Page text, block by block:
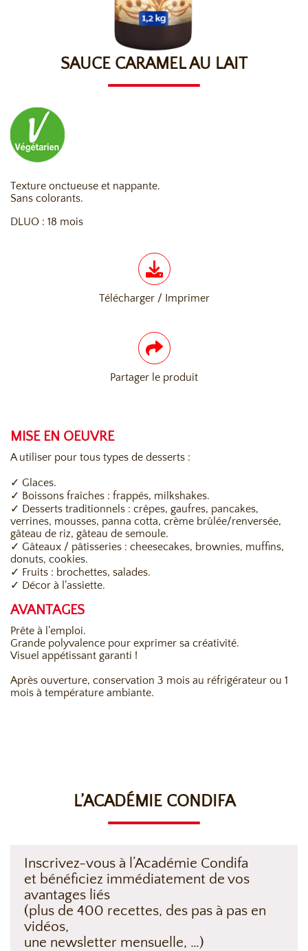
SAUCE CARAMEL AU LAIT
Texture onctueuse et nappante.
Sans colorants.
DLUO : 18 mois
Télécharger / Imprimer
Partager le produit
MISE EN OEUVRE
A utiliser pour tous types de desserts :
✓ Glaces.
✓ Boissons fraîches : frappés, milkshakes.
✓ Desserts traditionnels : crêpes, gaufres, pancakes,
verrines, mousses, panna cotta, crème brûlée/renversée,
gâteau de riz, gâteau de semoule.
✓ Gâteaux / pâtisseries : cheesecakes, brownies, muffins,
donuts, cookies.
✓ Fruits : brochettes, salades.
✓ Décor à l’assiette.
AVANTAGES
Prête à l’emploi.
Grande polyvalence pour exprimer sa créativité.
Visuel appétissant garanti !
Après ouverture, conservation 3 mois au réfrigérateur ou 1
mois à température ambiante.
L’ACADÉMIE CONDIFA
Inscrivez-vous à l’Académie Condifa
et bénéficiez immédiatement de vos
avantages liés
(plus de 400 recettes, des pas à pas en
vidéos,
une newsletter mensuelle, …)